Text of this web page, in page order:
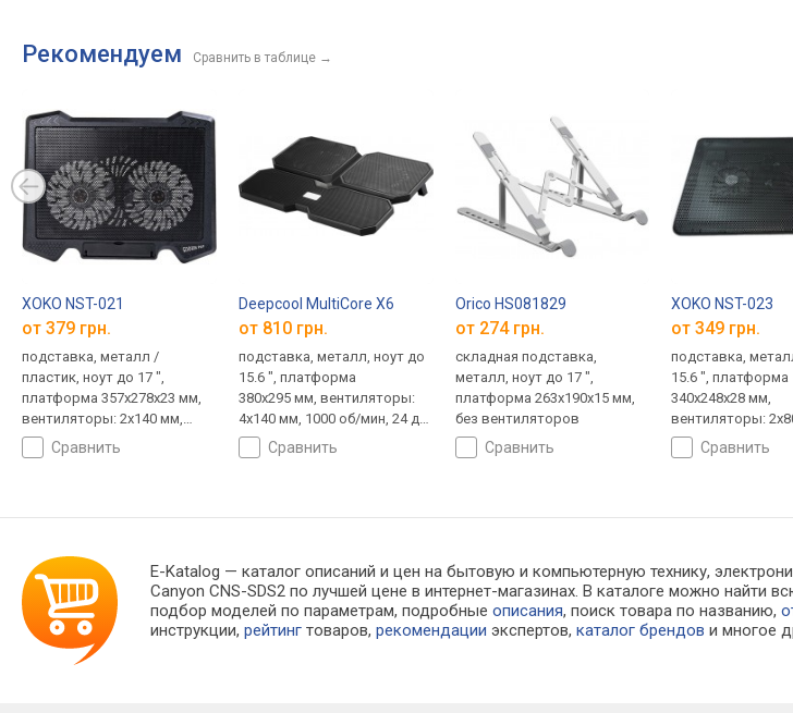
Рекомендуем Сравнить в таблице →
XOKO NST-021
от 379 грн.
подставка, металл /
пластик, ноут до 17 ",
платформа 357x278x23 мм,
вентиляторы: 2x140 мм,
1100 об/мин, 11 дБ
сравнить
Deepcool MultiCore X6
от 810 грн.
подставка, металл, ноут до
15.6 ", платформа
380x295 мм, вентиляторы:
4х140 мм, 1000 об/мин, 24 дБ,
380x295x24 мм
сравнить
Orico HS081829
от 274 грн.
складная подставка,
металл, ноут до 17 ",
платформа 263х190х15 мм,
без вентиляторов
сравнить
XOKO NST-023
от 349 грн.
подставка,
15.6 ", платформа
340x248x28 мм,
вентиляторы:
1500 об/мин, 11 дБ,
подсветка
сравнить
E-Katalog — каталог описаний и цен на бытовую и компьютерную технику,
Canyon CNS-SDS2 по лучшей цене в интернет-магазинах. В каталоге можно
подбор моделей по параметрам, подробныеописания, поиск товара по названию,
инструкции,рейтинг товаров,рекомендации экспертов,каталог брендов и многое